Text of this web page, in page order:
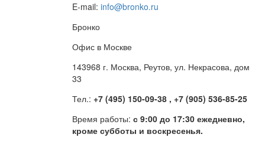
E-mail: info@bronko.ru
Бронко
Офис в Москве
143968 г. Москва, Реутов, ул. Некрасова, дом
33
Тел.: +7 (495) 150-09-38 , +7 (905) 536-85-25
Время работы: с 9:00 до 17:30 ежедневно,
кроме субботы и воскресенья.